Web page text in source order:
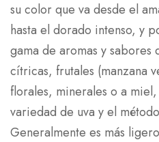
su color que va desde el
hasta el dorado intenso, y
gama de aromas y sabores
cítricas, frutales (manzana
florales, minerales o a
variedad de uva y el
Generalmente es más